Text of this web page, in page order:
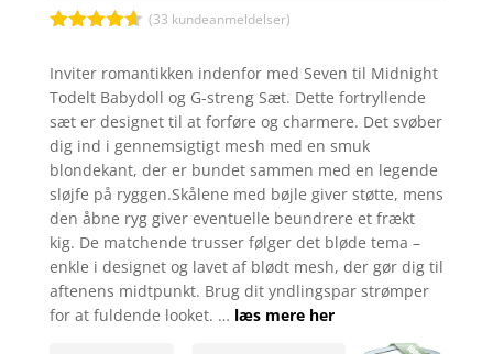
ud af 5
baseret på
kundebedø
mmelser
(33 kundeanmeldelser)
Inviter romantikken indenfor med Seven til Midnight
Todelt Babydoll og G-streng Sæt. Dette fortryllende
sæt er designet til at forføre og charmere. Det svøber
dig ind i gennemsigtigt mesh med en smuk
blondekant, der er bundet sammen med en legende
sløjfe på ryggen.Skålene med bøjle giver støtte, mens
den åbne ryg giver eventuelle beundrere et frækt
kig. De matchende trusser følger det bløde tema –
enkle i designet og lavet af blødt mesh, der gør dig til
aftenens midtpunkt. Brug dit yndlingspar strømper
for at fuldende looket. … læs mere her